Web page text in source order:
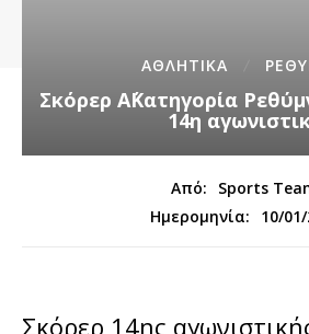
ΑΘΛΗΤΙΚΑ
Σκόρερ Α΄Κατηγορία
14η
Από:
Sports
Ημερομηνία:
10/
Σκόρερ 14ης